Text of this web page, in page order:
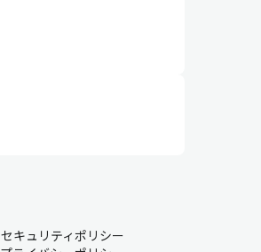
セキュリティポリシー